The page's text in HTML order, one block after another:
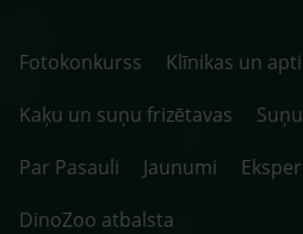
Fotokonkurss
Klīnikas un
Kaķu un suņu frizētavas
Par Pasauli
Jaunumi
DinoZoo atbalsta